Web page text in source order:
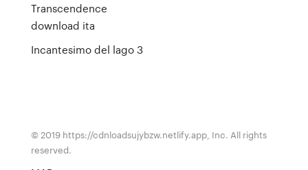
Transcendence
download ita
Incantesimo del lago 3
© 2019 https://cdnloadsujybzw.netlify.app, Inc. All rights
reserved.